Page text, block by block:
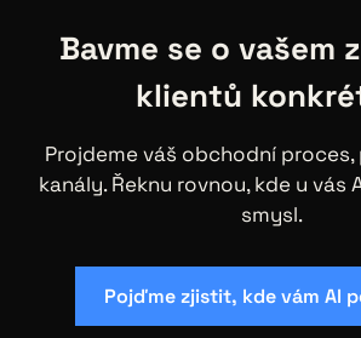
Bavme se o vašem
klientů
Projdeme váš obchodní
kanály. Řeknu rovnou, kde u vás
smysl.
Pojďme zjistit, kde vám AI